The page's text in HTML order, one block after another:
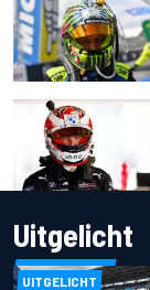
Uitgelicht
UITGELICHT